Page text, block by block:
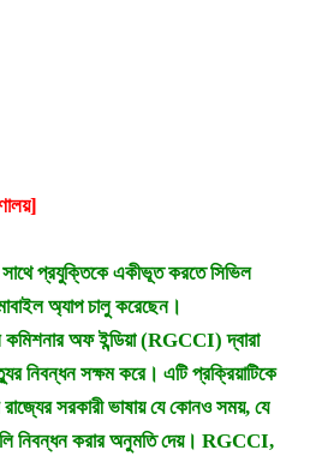
সাথে প্রযুক্তিকে একীভূত করতে সিভিল
অ্যাপ চালু করেছেন।
কমিশনার অফ ইন্ডিয়া (RGCCI) দ্বারা
নিবন্ধন সক্ষম করে। এটি প্রক্রিয়াটিকে
সরকারী ভাষায় যে কোনও সময়, যে
নিবন্ধন করার অনুমতি দেয়। RGCCI,